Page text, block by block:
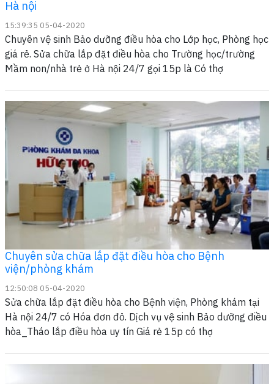
Hà nội
15:39:35 05-04-2020
Chuyên vệ sinh Bảo dưỡng điều hòa cho Lớp học, Phòng học
giá rẻ. Sửa chữa lắp đặt điều hòa cho Trường học/trường
Mầm non/nhà trẻ ở Hà nội 24/7 gọi 15p là Có thợ
Chuyên sửa chữa lắp đặt điều hòa cho Bệnh
viện/phòng khám
12:50:08 05-04-2020
Sửa chữa lắp đặt điều hòa cho Bệnh viện, Phòng khám tại
Hà nội 24/7 có Hóa đơn đỏ. Dịch vụ vệ sinh Bảo dưỡng điều
hòa_Tháo lắp điều hòa uy tín Giá rẻ 15p có thợ